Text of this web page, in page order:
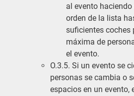
al evento
orden de la lista
suficientes coches
máxima de
el evento.
O.3.5. Si un evento se
personas se cambia o
espacios en un evento,